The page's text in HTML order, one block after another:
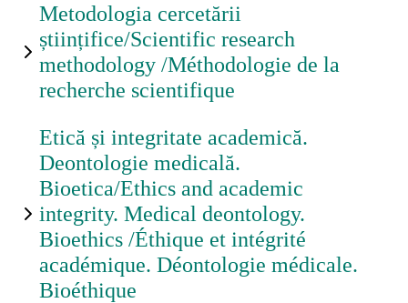
Metodologia cercetării
științifice/Scientific research
methodology /Méthodologie de la
recherche scientifique
Etică și integritate academică.
Deontologie medicală.
Bioetica/Ethics and academic
integrity. Medical deontology.
Bioethics /Éthique et intégrité
académique. Déontologie médicale.
Bioéthique